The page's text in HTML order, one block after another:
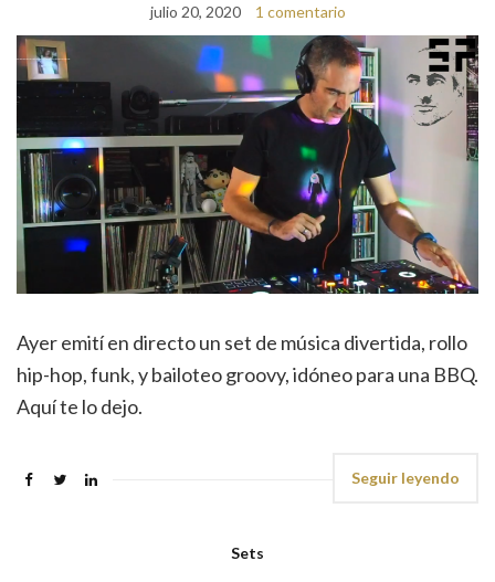
julio 20, 2020 1 comentario
Ayer emití en directo un set de música divertida, rollo
hip-hop, funk, y bailoteo groovy, idóneo para una BBQ.
Aquí te lo dejo.
Seguir leyendo
Sets